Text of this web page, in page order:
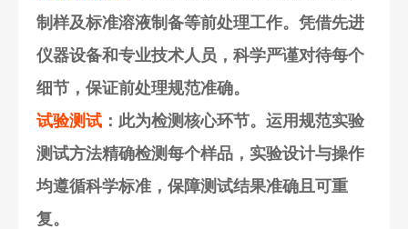
制样及标准溶液制备等前处理工作。凭借先进
仪器设备和专业技术人员，科学严谨对待每个
细节，保证前处理规范准确。
试验测试 ：此为检测核心环节。运用规范实验
测试方法精确检测每个样品，实验设计与操作
均遵循科学标准，保障测试结果准确且可重
复。